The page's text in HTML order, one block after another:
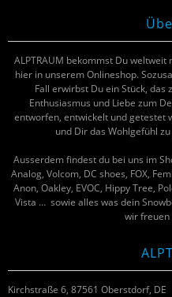
ALPTRAUM bekommst Du
hier in unserem Onlineshop.
Fall erwirbst Du ein Stück,
Enthusiasmus und Liebe zum
entworfen, entwickelt und getestet
und Dir das Wohlgefühl
Ausserdem findest du bei uns im
Analog, Volcom, DC shoes, FOX,
Anon, Oakley, EVOC, Hippy Tree,
Vista … sowie alles was dein
wir freuen
Kirchstraße 6, 87561 Oberstdorf, DE